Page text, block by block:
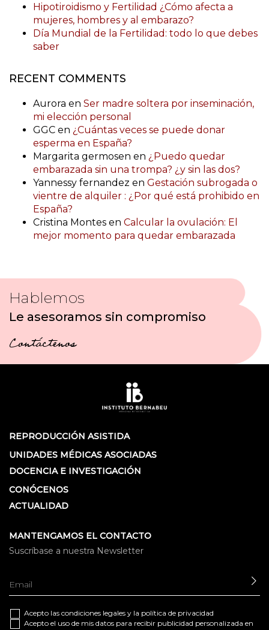
Hipotiroidismo y Fertilidad ¿Cómo afecta a
mujeres, hombres y al embarazo?
Día Mundial de la Fertilidad: todo lo que debes
saber
RECENT COMMENTS
Aurora en Ser madre soltera por inseminación,
mi elección personal
GGC en ¿Cuántas veces se puede donar
esperma en España?
Margarita germosen en ¿Puedo quedar
embarazada sin una trompa? ¿y sin las dos?
Yannessy fernandez en Gestación subrogada o
vientre de alquiler : ¿Por qué está prohibido en
España?
Cristina Montes en Calcular la ovulación: El
mejor momento para quedar embarazada
Hablemos
Le asesoramos sin compromiso
Contáctenos
REPRODUCCIÓN ASISTIDA
UNIDADES MÉDICAS ASOCIADAS
DOCENCIA E INVESTIGACIÓN
CONÓCENOS
ACTUALIDAD
MANTENGAMOS EL CONTACTO
Suscríbase a nuestra Newsletter
Acepto las condiciones legales y la política de privacidad
Acepto el uso de mis datos para recibir publicidad personalizada en